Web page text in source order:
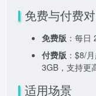
免费与付费
免费版 ：每
付费版 ：$8/
3GB，支持更
适用场景